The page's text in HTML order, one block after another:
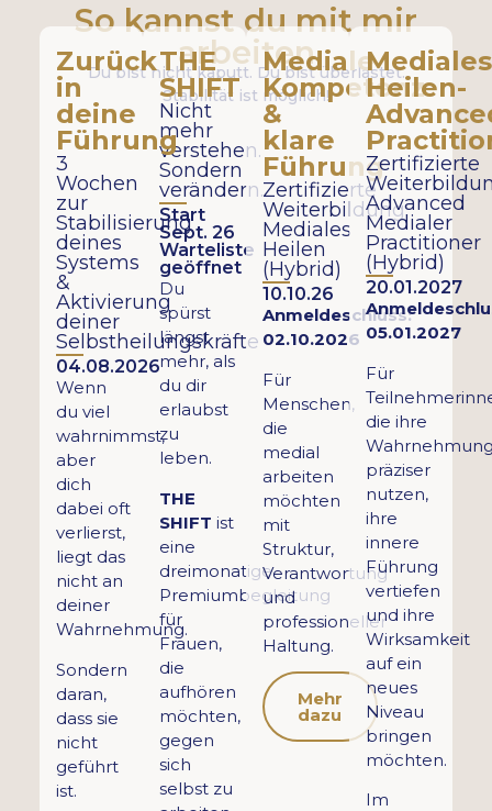
So kannst du mit mir
arbeiten
Du bist nicht kaputt. Du bist überlastet.
Stabilität ist möglich!
THE
SHIFT
Nicht
mehr
verstehen.
Sondern
verändern.
Start
Sept. 26
Warteliste
geöffnet
Du
spürst
längst
mehr, als
du dir
erlaubst
zu
leben.
THE
SHIFT ist
eine
dreimonatige
Premiumbegleitung
für
Frauen,
die
aufhören
möchten,
gegen
sich
selbst zu
Zurück
in
deine
Führung
3
Wochen
zur
Stabilisierung
deines
Systems
&
Aktivierung
deiner
Selbstheilungskräfte
04.08.2026
Wenn
du viel
wahrnimmst,
aber
dich
dabei oft
verlierst,
liegt das
nicht an
deiner
Wahrnehmung.
Sondern
daran,
dass sie
nicht
geführt
ist.
Mediale
Kompetenz
&
klare
Führung
Zertifizierte
Weiterbildung:
Mediales
Heilen
(Hybrid)
10.10.26
Anmeldeschluss:
02.10.2026
Für
Menschen,
die
medial
arbeiten
möchten
mit
Struktur,
Verantwortung
und
professioneller
Haltung.
Mehr
dazu
Mediales
Heilen-
Zertifizierte
Advanced
Medialer
Practitioner
(Hybrid)
20.01.2027
05.01.2027
Für
die ihre
präziser
nutzen,
ihre
innere
Führung
vertiefen
und ihre
Wirksamkeit
auf ein
neues
Niveau
bringen
möchten.
Im